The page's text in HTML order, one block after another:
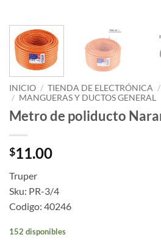
INICIO / TIENDA DE ELECTRÓNICA /
/ MANGUERAS Y DUCTOS GENERAL
Metro de poliducto
$11.00
Truper
Sku: PR-3/4
Codigo: 40246
152 disponibles